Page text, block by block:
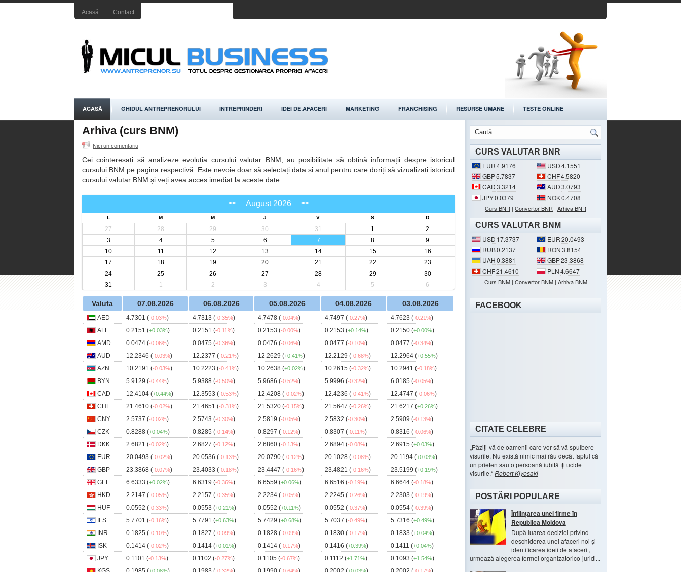
Acasă Contact
ACASĂ GHIDUL ANTREPRENORULUI ÎNTREPRINDERI IDEI DE AFACERI MARKETING FRANCHISING RESURSE UMANE TESTE ONLINE
Arhiva (curs BNM)
Nici un comentariu
Cei cointeresați să analizeze evoluția cursului valutar BNM, au posibilitate să obțină informații despre istoricul
cursului BNM pe pagina respectivă. Este nevoie doar să selectați data și anul pentru care doriți să vizualizați istoricul
cursului valutar BNM și veți avea acces imediat la aceste date.
August 2026
L M M J V S D
27 28 29 30 31 1
2
3
4 5 6 7 8
9
10
11 12 13 14 15
16
17
18 19 20 21 22
23
24
25 26 27 28 29
30
31
1 2 3 4 5 6
Valuta 07.08.2026 06.08.2026 05.08.2026 04.08.2026 03.08.2026
AED 4.7301 (-0.03%) 4.7313 (-0.35%) 4.7478 (-0.04%) 4.7497 (-0.27%) 4.7623 (-0.21%)
ALL
0.2151 (+0.03%) 0.2151 (-0.11%) 0.2153 (-0.00%) 0.2153 (+0.14%) 0.2150 (+0.00%)
AMD
0.0474 (-0.06%) 0.0475 (-0.36%) 0.0476 (-0.06%) 0.0477 (-0.10%) 0.0477 (-0.34%)
AUD
12.2346 (-0.03%) 12.2377 (-0.21%) 12.2629 (+0.41%) 12.2129 (-0.68%) 12.2964 (+0.55%)
AZN
10.2191 (-0.03%) 10.2223 (-0.41%) 10.2638 (+0.02%) 10.2615 (-0.32%) 10.2941 (-0.18%)
BYN
5.9129 (-0.44%) 5.9388 (-0.50%) 5.9686 (-0.52%) 5.9996 (-0.32%) 6.0185 (-0.05%)
CAD
12.4104 (+0.44%) 12.3553 (-0.53%) 12.4208 (-0.02%) 12.4236 (-0.41%) 12.4747 (-0.06%)
CHF
21.4610 (-0.02%) 21.4651 (-0.31%) 21.5320 (-0.15%) 21.5647 (-0.26%) 21.6217 (+0.26%)
CNY
2.5737 (-0.02%) 2.5743 (-0.30%) 2.5819 (-0.05%) 2.5832 (-0.30%) 2.5909 (-0.13%)
CZK
0.8288 (+0.04%) 0.8285 (-0.14%) 0.8297 (-0.12%) 0.8307 (-0.11%) 0.8316 (-0.06%)
DKK
2.6821 (-0.02%) 2.6827 (-0.12%) 2.6860 (-0.13%) 2.6894 (-0.08%) 2.6915 (+0.03%)
EUR
20.0493 (-0.02%) 20.0536 (-0.13%) 20.0790 (-0.12%) 20.1028 (-0.08%) 20.1194 (+0.03%)
GBP
23.3868 (-0.07%) 23.4033 (-0.18%) 23.4447 (-0.16%) 23.4821 (-0.16%) 23.5199 (+0.19%)
GEL
6.6333 (+0.02%) 6.6319 (-0.36%) 6.6559 (+0.06%) 6.6516 (-0.19%) 6.6644 (-0.18%)
HKD
2.2147 (-0.05%) 2.2157 (-0.35%) 2.2234 (-0.05%) 2.2245 (-0.26%) 2.2303 (-0.19%)
HUF
0.0552 (-0.33%) 0.0553 (+0.21%) 0.0552 (+0.11%) 0.0552 (-0.37%) 0.0554 (-0.39%)
ILS
5.7701 (-0.16%) 5.7791 (+0.63%) 5.7429 (+0.68%) 5.7037 (-0.49%) 5.7316 (+0.49%)
INR
0.1825 (-0.10%) 0.1827 (-0.09%) 0.1828 (-0.09%) 0.1830 (-0.17%) 0.1833 (+0.04%)
ISK
0.1414 (-0.02%) 0.1414 (+0.01%) 0.1414 (-0.17%) 0.1416 (+0.39%) 0.1411 (+0.04%)
JPY
0.1101 (-0.13%) 0.1102 (-0.27%) 0.1105 (-0.67%) 0.1112 (+1.71%) 0.1093 (+1.54%)
CURS VALUTAR BNR
EUR4.9176 USD4.1551
GBP5.7837 CHF4.5820
CAD3.3214 AUD3.0793
JPY0.0379 NOK0.4708
Curs BNR | Convertor BNR | Arhiva BNR
CURS VALUTAR BNM
USD 17.3737 EUR20.0493
RUB0.2137 RON3.8154
UAH0.3881 GBP23.3868
CHF21.4610 PLN4.6647
Curs BNM| Convertor BNM| Arhiva BNM
FACEBOOK
CITATE CELEBRE
Păziți-vă de oamenii care vor să vă spulbere
visurile. Nu există nimic mai rău decât faptul că
un prieten sau o persoană iubită îți ucide
visurile. Robert Kiyosaki
POSTĂRI POPULARE
Înființarea unei firme în
Republica Moldova
După luarea deciziei privind
deschiderea unei afaceri noi și
identificarea ideii de afaceri ,
urmează alegerea formei organizatorico-juridi...